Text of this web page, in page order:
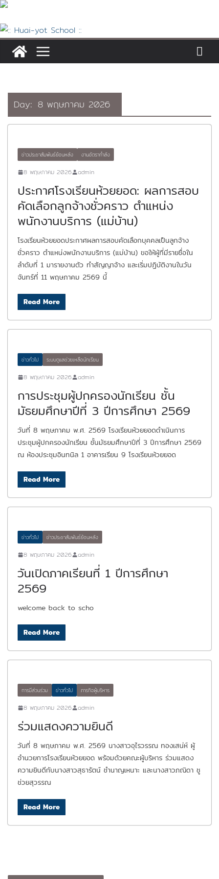
Skip
content
Day: 8 พฤษภาคม 2026
ข่าวประชาสัมพันธ์ย้อนหลัง งานอัตรากำลัง
8 พฤษภาคม 2026 admin
ประกาศโรงเรียนห้วยยอด: ผลการสอบ
คัดเลือกลูกจ้างชั่วคราว ตำแหน่ง
พนักงานบริการ (แม่บ้าน)
โรงเรียนห้วยยอดประกาศผลการสอบคัดเลือกบุคคลเป็นลูกจ้าง
ชั่วคราว ตำแหน่งพนักงานบริการ (แม่บ้าน) ขอให้ผู้ที่มีรายชื่อใน
ลำดับที่ 1 มารายงานตัว ทำสัญญาจ้าง และเริ่มปฏิบัติงานในวัน
จันทร์ที่ 11 พฤษภาคม 2569 นี้
Read More
ข่าวทั่วไป ระบบดูแลช่วยเหลือนักเรียน
8 พฤษภาคม 2026 admin
การประชุมผู้ปกครองนักเรียน ชั้น
มัธยมศึกษาปีที่ 3 ปีการศึกษา 2569
วันที่ 8 พฤษภาคม พ.ศ. 2569 โรงเรียนห้วยยอดดำเนินการ
ประชุมผู้ปกครองนักเรียน ชั้นมัธยมศึกษาปีที่ 3 ปีการศึกษา 2569
ณ ห้องประชุมอินทนิล 1 อาคารเรียน 9 โรงเรียนห้วยยอด
Read More
ข่าวทั่วไป ข่าวประชาสัมพันธ์ย้อนหลัง
8 พฤษภาคม 2026 admin
วันเปิดภาคเรียนที่ 1 ปีการศึกษา
2569
welcome back to scho
Read More
การมีส่วนร่วม ข่าวทั่วไป ภารกิจผู้บริหาร
8 พฤษภาคม 2026 admin
ร่วมแสดงความยินดี
วันที่ 8 พฤษภาคม พ.ศ. 2569 นางสาวอุไรวรรณ ทองเสน่ห์ ผู้
อำนวยการโรงเรียนห้วยยอด พร้อมด้วยคณะผู้บริหาร ร่วมแสดง
ความยินดีกับนางสาวสุธารัตน์ ชำนาญเหนาะ และนางสาวภณิดา ชู
ช่วยสุวรรณ
Read More